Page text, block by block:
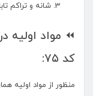
شانه و تراکم
⏪ مواد اولیه
کد ۷۵:
منظور از مواد اولیه